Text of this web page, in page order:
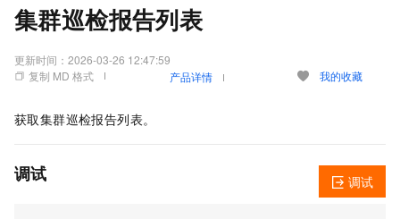
集群巡检报告列表
更新时间： 2026-03-26 12:47:59
复制 MD 格式
产品详情 我的收藏
获取集群巡检报告列表。
调试 调试